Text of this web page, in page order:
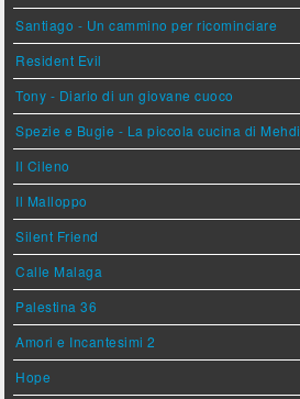
Santiago - Un cammino per ricominciare
Resident Evil
Tony - Diario di un giovane cuoco
Spezie e Bugie - La piccola cucina di Mehdi
Il Cileno
Il Malloppo
Silent Friend
Calle Malaga
Palestina 36
Amori e Incantesimi 2
Hope